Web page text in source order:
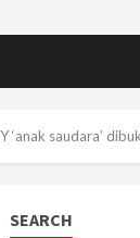
saudara’
SEARCH